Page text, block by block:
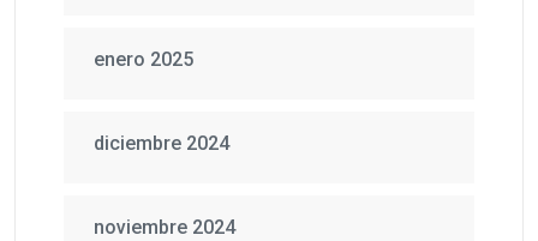
enero 2025
diciembre 2024
noviembre 2024